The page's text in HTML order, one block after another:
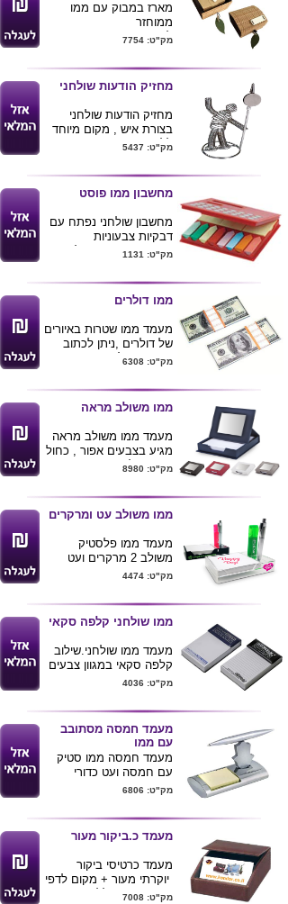
מארז במבוק עם ממו
ממוחזר
לאחר שדפי הממו נגמרים
למארז איחסון לצורכי
משרד
ניתן למתג בלוגו חברה את
הלוחית שע"ג הממו
10X8.9X7
מק"ט: 7754
מחזיק הודעות שולחני
מחזיק הודעות שולחני
בצורת איש , מקום מיוחד
ללוגו
מק"ט: 5437
מחשבון ממו פוסט
מחשבון שולחני נפתח עם
דבקיות צבעוניות
בצבעיםשחור,כחול,אדום.
מק"ט: 1131
ממו דולרים
מעמד ממו שטרות באיורים
של דולרים ,ניתן לכתוב
תזכורות על הממו .
מק"ט: 6308
ממו משולב מראה
מעמד ממו משולב מראה
מגיע בצבעים אפור , כחול
, אדום ולבן
בלוגו חברה
מגיע בקופסא קרטון
11X3.5X11
מק"ט: 8980
ממו משולב עט ומרקרים
מעמד ממו פלסטיק
משולב 2 מרקרים ועט
כ 150 דפים
ניתן למתג את המעמד
גודל דפים 8.4X8.4
ניתן למתג גם את הדפים
במידה ורוכשים 500
מעמדים
מק"ט: 4474
ממו שולחני קלפה סקאי
מעמד ממו שולחני.שילוב
קלפה סקאי במגוון צבעים
מינימום הזמנה 250 יחידות
, מחיר ינתן לפי כמות .
אספקה עד 14 ימי עסקים
מאישור הגרפיקה
מק"ט: 4036
מעמד חמסה מסתובב
עם ממו
מעמד חמסה ממו סטיק
עם חמסה ועט כדורי
איכותי .
בלוגו הלקוח
מק"ט: 6806
מעמד כ.ביקור מעור
מעמד כרטיסי ביקור
יוקרתי מעור + מקום לדפי
ממו [מגיע ללא דפים ]
מק"ט: 7008